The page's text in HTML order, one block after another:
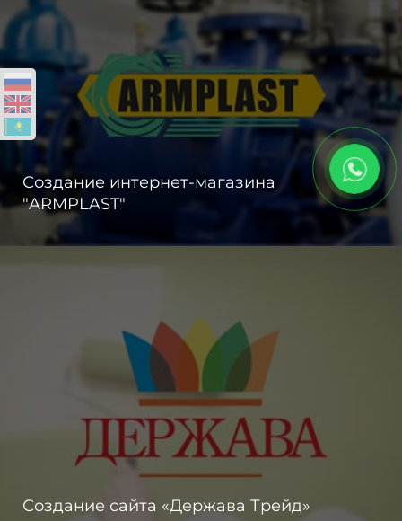
Создание интернет-магазина
"ARMPLAST"
Создание сайта «Держава Трейд»